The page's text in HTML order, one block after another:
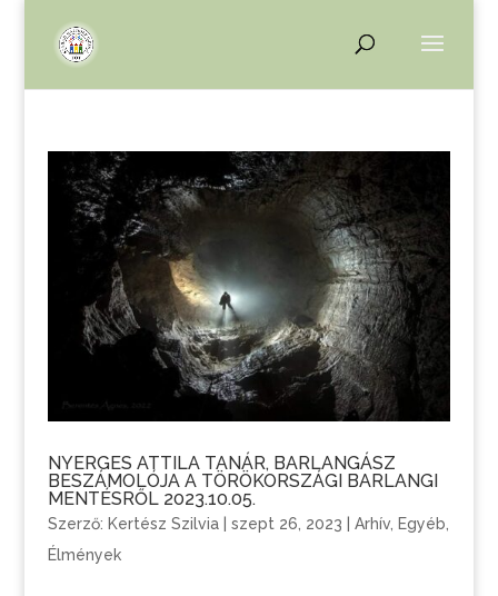
NYERGES ATTILA TANÁR, BARLANGÁSZ
BESZÁMOLÓJA A TÖRÖKORSZÁGI BARLANGI
MENTÉSRŐL 2023.10.05.
Szerző: Kertész Szilvia| szept 26, 2023 Arhív, Egyéb
Élmények